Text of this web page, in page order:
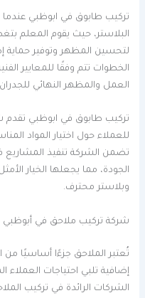
تركيب طابوق في ابوظبي عندما
البلاستر، حيث يقوم المعلم
لتحسين المظهر وتوفير
الخطوات تتم وفقًا للمعايير
العمل والمظهر النهائي
تركيب طابوق في ابوظبي تقدم
للعملاء حول اختيار المواد
تضمن الشركة تنفيذ المشاريع
الجودة، مما يجعلها الخيار
وبلاستر محترف.
شركة تركيب ملاحق في أبوظبي
تُعتبر الملاحق جزءًا أساسيًا
إضافية تلبي احتياجات
الشركات الرائدة في تركيب